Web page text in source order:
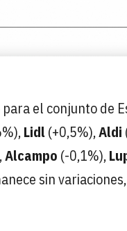
el conjunto de
Lidl(+0,5%),Aldi
Alcampo (-0,1%),
sin